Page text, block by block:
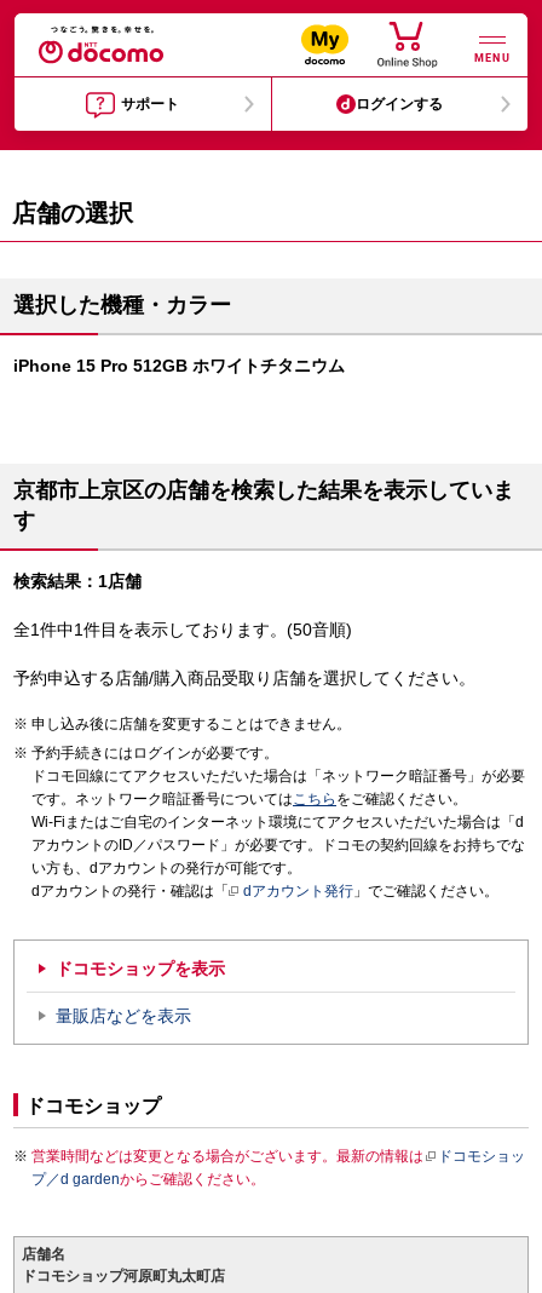
MENU
サポート ログインする
店舗の選択
選択した機種・カラー
iPhone 15 Pro 512GB ホワイトチタニウム
京都市上京区の店舗を検索した結果を表示していま
す
検索結果：1店舗
全1件中1件目を表示しております。(50音順)
予約申込する店舗/購入商品受取り店舗を選択してください。
申し込み後に店舗を変更することはできません。
予約手続きにはログインが必要です。
ドコモ回線にてアクセスいただいた場合は「ネットワーク暗証番号」が必要
です。ネットワーク暗証番号についてはこちら をご確認ください。
Wi-Fiまたはご自宅のインターネット環境にてアクセスいただいた場合は「d
アカウントのID／パスワード」が必要です。ドコモの契約回線をお持ちでな
い方も、dアカウントの発行が可能です。
dアカウントの発行・確認は「
dアカウント発行 」でご確認ください。
ドコモショップを表示
量販店などを表示
ドコモショップ
営業時間などは変更となる場合がございます。最新の情報は
ドコモショッ
プ／d gardenからご確認ください。
店舗名
ドコモショップ河原町丸太町店